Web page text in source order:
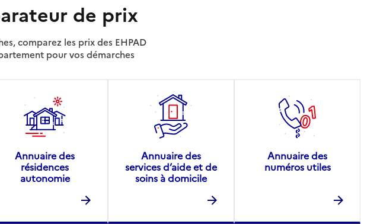
de prix
comparez les prix des EHPAD
pour vos démarches
Annuaire des
résidences
autonomie
Annuaire des
services d’aide et de
soins à domicile
Annuaire des
numéros utiles